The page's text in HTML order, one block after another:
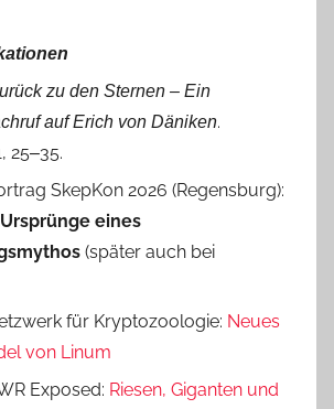
zu den Sternen ‒ Ein
auf Erich von Däniken.
25‒35.
SkepKon 2026 (Regensburg):
eines
(später auch bei
für Kryptozoologie: Neues
von Linum
Exposed: Riesen, Giganten und